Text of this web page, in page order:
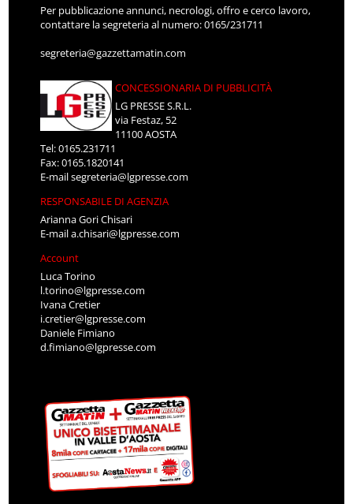
Per pubblicazione annunci, necrologi, offro e cerco lavoro,
contattare la segreteria al numero: 0165/231711
segreteria@gazzettamatin.com
CONCESSIONARIA DI PUBBLICITÀ
LG PRESSE S.R.L.
via Festaz, 52
11100 AOSTA
Tel: 0165.231711
Fax: 0165.1820141
E-mailsegreteria@lgpresse.com
RESPONSABILE DI AGENZIA
Arianna Gori Chisari
E-maila.chisari@lgpresse.com
Account
Luca Torino
l.torino@lgpresse.com
Ivana Cretier
i.cretier@lgpresse.com
Daniele Fimiano
d.fimiano@lgpresse.com